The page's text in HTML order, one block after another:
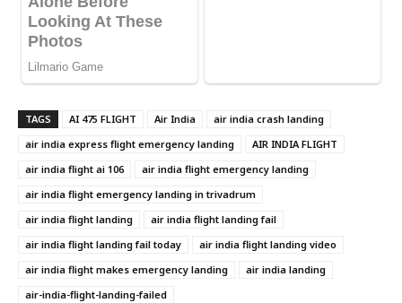
TAGS AI 475 FLIGHT Air India
air india crash landing
air india express flight emergency landing
AIR INDIA FLIGHT
air india flight ai 106
air india flight emergency landing
air india flight emergency landing in trivadrum
air india flight landing
air india flight landing fail
air india flight landing fail today
air india flight landing video
air india flight makes emergency landing
air india landing
air-india-flight-landing-failed